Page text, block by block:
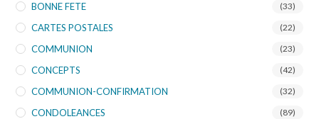
BONNE FETE (33)
CARTES POSTALES (22)
COMMUNION (23)
CONCEPTS (42)
COMMUNION-CONFIRMATION (32)
CONDOLEANCES (89)